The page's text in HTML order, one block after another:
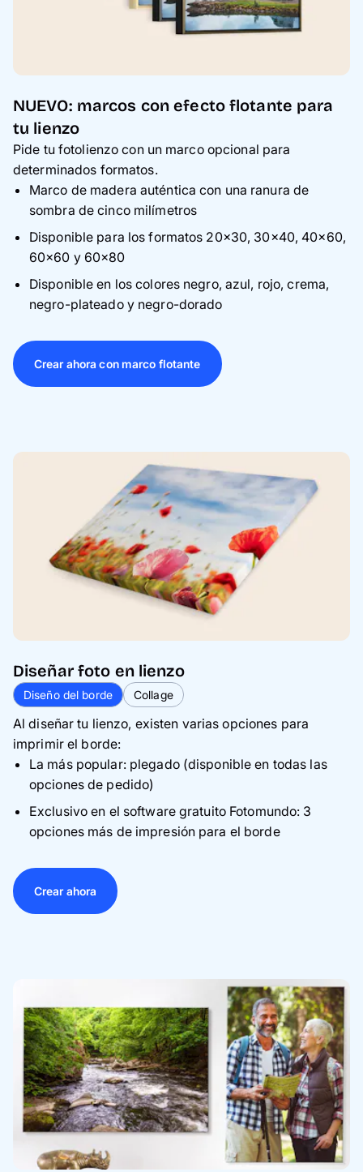
NUEVO: marcos con efecto flotante para
tu lienzo
Pide tu fotolienzo con un marco opcional para
determinados formatos.
Marco de madera auténtica con una ranura de
sombra de cinco milímetros
Disponible para los formatos 20×30, 30×40, 40×60,
60×60 y 60×80
Disponible en los colores negro, azul, rojo, crema,
negro-plateado y negro-dorado
Crear ahora con marco flotante
Diseñar foto en lienzo
Diseño del borde Collage
Al diseñar tu lienzo, existen varias opciones para
imprimir el borde:
La más popular: plegado (disponible en todas las
opciones de pedido)
Exclusivo en el software gratuito Fotomundo: 3
opciones más de impresión para el borde
Crear ahora